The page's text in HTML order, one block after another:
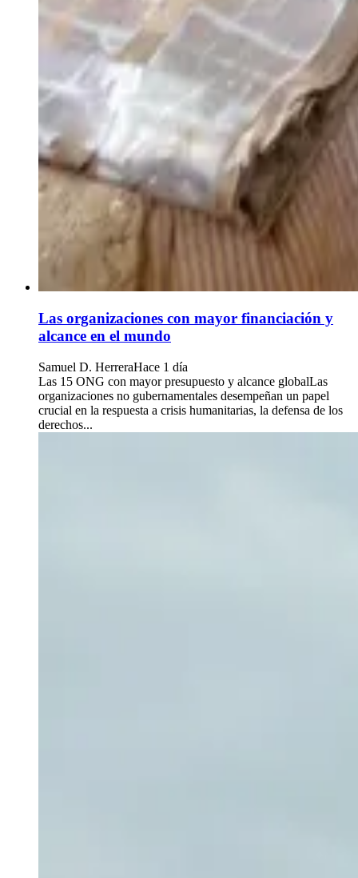
Las organizaciones con mayor financiación y
alcance en el mundo
Samuel D. HerreraHace 1 día
Las 15 ONG con mayor presupuesto y alcance globalLas
organizaciones no gubernamentales desempeñan un papel
crucial en la respuesta a crisis humanitarias, la defensa de los
derechos...